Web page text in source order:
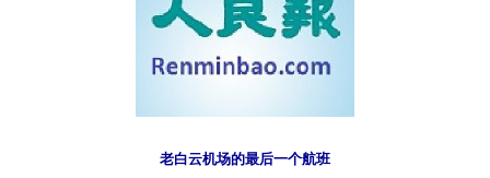
老白云机场的最后一个航班